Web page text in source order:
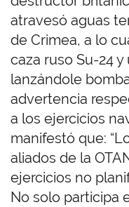
atravesó aguas
de Crimea, a lo
caza ruso Su-24
lanzándole
advertencia
a los ejercicios
manifestó que:
aliados de la
ejercicios no
No solo participa